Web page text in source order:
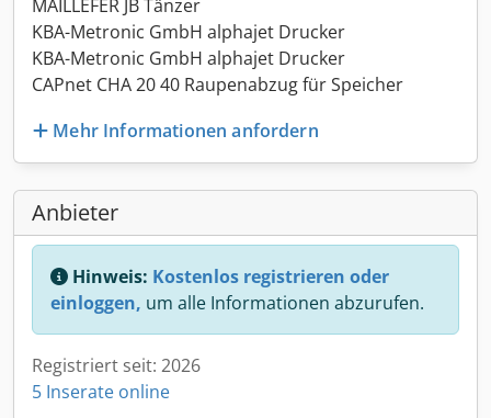
MAILLEFER JB Tänzer
KBA-Metronic GmbH alphajet Drucker
KBA-Metronic GmbH alphajet Drucker
CAPnet CHA 20 40 Raupenabzug für Speicher
Mehr Informationen anfordern
Anbieter
Hinweis: Kostenlos registrieren oder
einloggen, um alle Informationen abzurufen.
Registriert seit: 2026
5 Inserate online